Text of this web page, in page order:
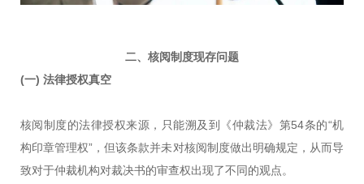
二、核阅制度现存问题
(一) 法律授权真空
核阅制度的法律授权来源，只能溯及到《仲裁法》第54条的“机
构印章管理权”，但该条款并未对核阅制度做出明确规定，从而导
致对于仲裁机构对裁决书的审查权出现了不同的观点。